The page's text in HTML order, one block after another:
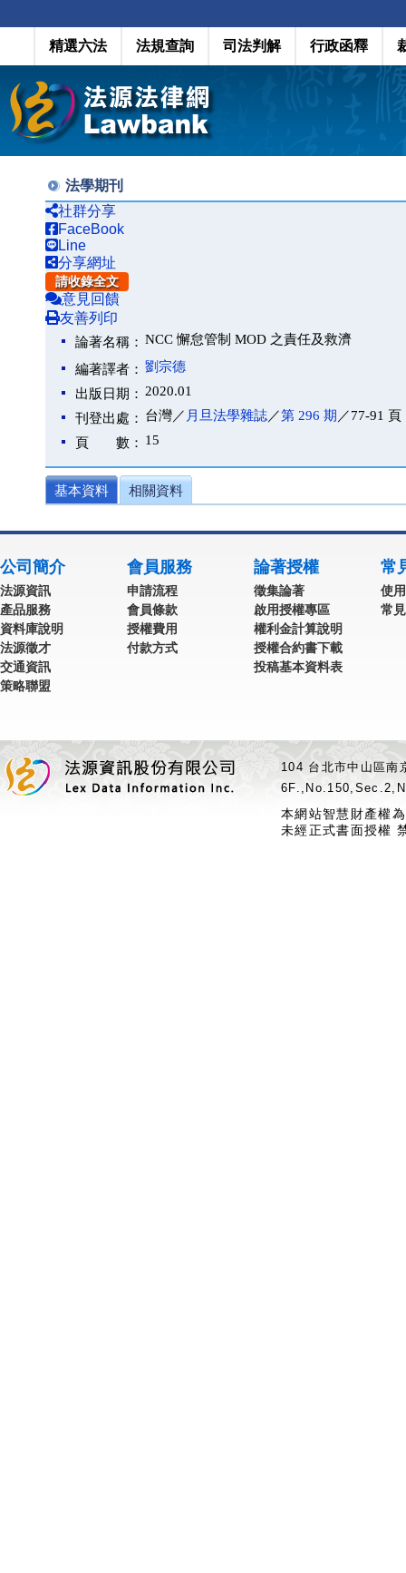
精選六法 法規查詢 司法判解 行政函釋
法學期刊
社群分享
FaceBook
Line
分享網址
請收錄全文
意見回饋
友善列印
論著名稱： NCC 懈怠管制 MOD 之責任及救濟
編著譯者： 劉宗德
出版日期： 2020.01
刊登出處： 台灣／ 月旦法學雜誌／第 296 期 ／77-91 頁
頁 數： 15
基本資料 相關資料
公司簡介
法源資訊
產品服務
資料庫說明
法源徵才
交通資訊
策略聯盟
會員服務
申請流程
會員條款
授權費用
付款方式
論著授權
徵集論著
啟用授權專區
權利金計算說明
授權合約書下載
投稿基本資料表
常
使
常
104 台北市中山區
本網站智慧財產權
未經正式書面授權